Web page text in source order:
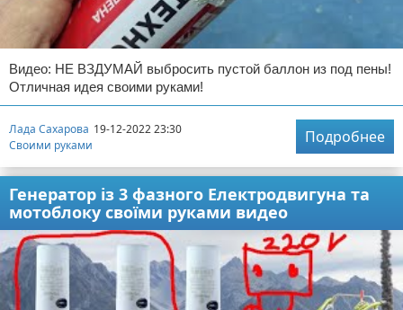
Видео: НЕ ВЗДУМАЙ выбросить пустой баллон из под пены!
Отличная идея своими руками!
Лада Сахарова 19-12-2022 23:30
Своими руками
Подробнее
Генератор із 3 фазного Електродвигуна та
мотоблоку своїми руками видео